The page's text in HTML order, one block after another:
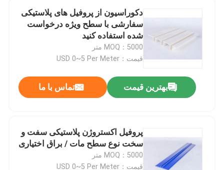
دکوراسیون از پروفیل های پلاستیکی
سفارشی با سطح ویژه درخواست
شده استفاده کنید
MOQ：5000 متر
قیمت：USD 0~5 Per Meter
بهترین قیمت تماس با ما
پروفیل اکستروژن پلاستیکی سفت و
سخت نوع سطح مات / براق اختیاری
MOQ：5000 متر
قیمت：USD 0~5 Per Meter